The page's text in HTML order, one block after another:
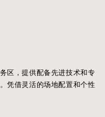
区，提供配备先进技术和专
凭借灵活的场地配置和个性